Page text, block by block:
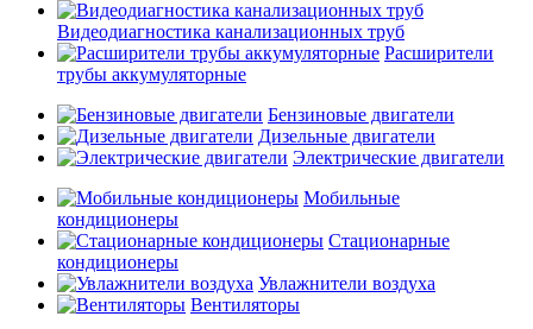
Видеодиагностика канализационных труб
Расширители
трубы аккумуляторные
Бензиновые двигатели
Дизельные двигатели
Электрические двигатели
Мобильные
кондиционеры
Стационарные
кондиционеры
Увлажнители воздуха
Вентиляторы